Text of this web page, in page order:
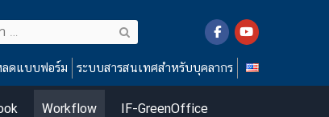
ลดแบบฟอร์ม ระบบสารสนเทศสำหรับบุคลากร
Workflow IF-GreenOffice